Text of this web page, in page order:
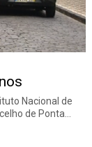
Nacional de
de Ponta…